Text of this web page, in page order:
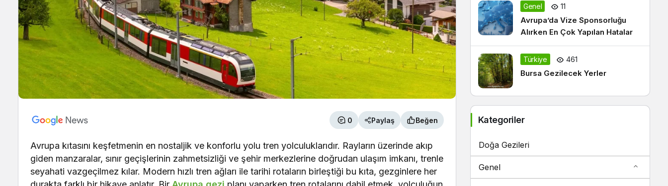
0 Paylaş Beğen
Avrupa kıtasını keşfetmenin en nostaljik ve konforlu yolu tren yolculuklarıdır. Rayların üzerinde akıp
giden manzaralar, sınır geçişlerinin zahmetsizliği ve şehir merkezlerine doğrudan ulaşım imkanı, trenle
seyahati vazgeçilmez kılar. Modern hızlı tren ağları ile tarihi rotaların birleştiği bu kıta, gezginlere her
Genel 11
Avrupa’da Vize Sponsorluğu
Alırken En Çok Yapılan Hatalar
Türkiye 461
Bursa Gezilecek Yerler
Kategoriler
Doğa Gezileri
Genel